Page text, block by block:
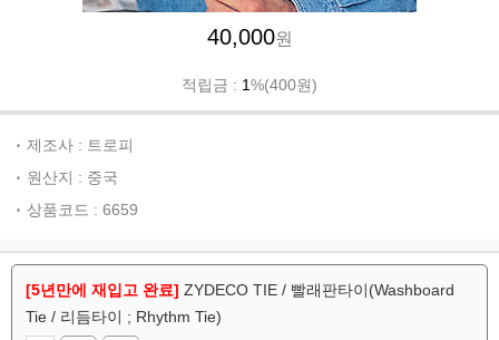
40,000원
적립금 : 1%(400원)
제조사 : 트로피
원산지 : 중국
상품코드 : 6659
[5년만에 재입고 완료] ZYDECO TIE / 빨래판타이(Washboard
Tie / 리듬타이 ; Rhythm Tie)